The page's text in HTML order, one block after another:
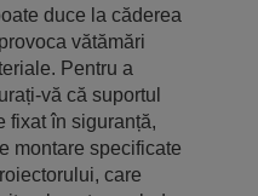
duce la căderea
vătămări
Pentru a
vă că suportul
fixat în siguranță,
montare specificate
care